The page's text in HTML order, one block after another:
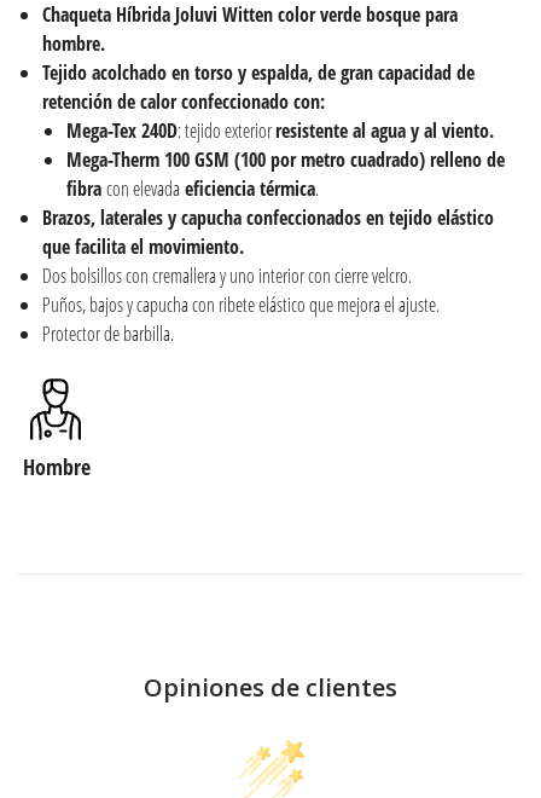
Chaqueta Híbrida Joluvi Witten color verde bosque para
hombre.
Tejido acolchado en torso y espalda, de gran capacidad de
retención de calor confeccionado con:
Mega-Tex 240D: tejido exteriorresistente al agua y al viento.
Mega-Therm 100 GSM (100 por metro cuadrado)relleno de
fibracon elevada eficiencia térmica.
Brazos, laterales y capucha confeccionados en tejido elástico
que facilita el movimiento.
Dos bolsillos con cremallera y uno interior con cierre velcro.
Puños, bajos y capucha con ribete elástico que mejora el ajuste.
Protector de barbilla.
Hombre
Opiniones de clientes